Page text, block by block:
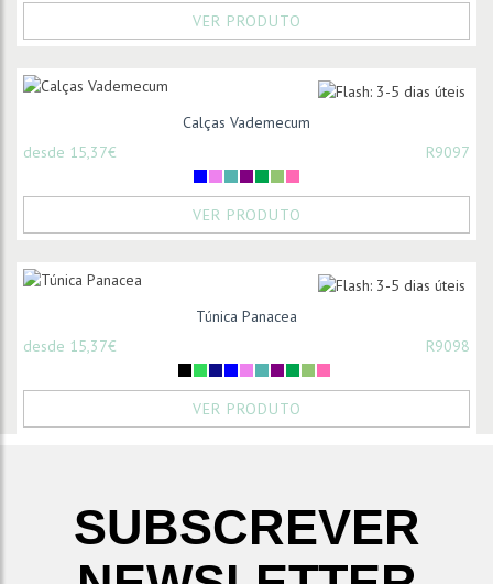
VER PRODUTO
Calças Vademecum
desde 15,37€
R9097
VER PRODUTO
Túnica Panacea
desde 15,37€
R9098
VER PRODUTO
SUBSCREVER